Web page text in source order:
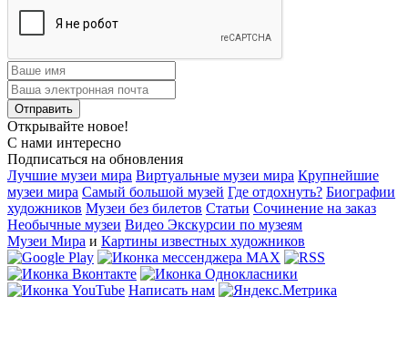
Открывайте новое!
С нами интересно
Подписаться на обновления
Лучшие музеи мира Виртуальные музеи мира Крупнейшие
музеи мира Самый большой музей Где отдохнуть? Биографии
художников Музеи без билетов Статьи Сочинение на заказ
Необычные музеи Видео Экскурсии по музеям
Музеи Мира и Картины известных художников
Написать нам